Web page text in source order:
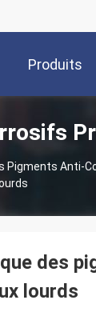
Produits
Pigments Anti-
des
lourds